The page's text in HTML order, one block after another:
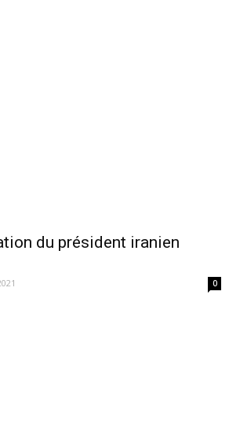
du président iranien
0